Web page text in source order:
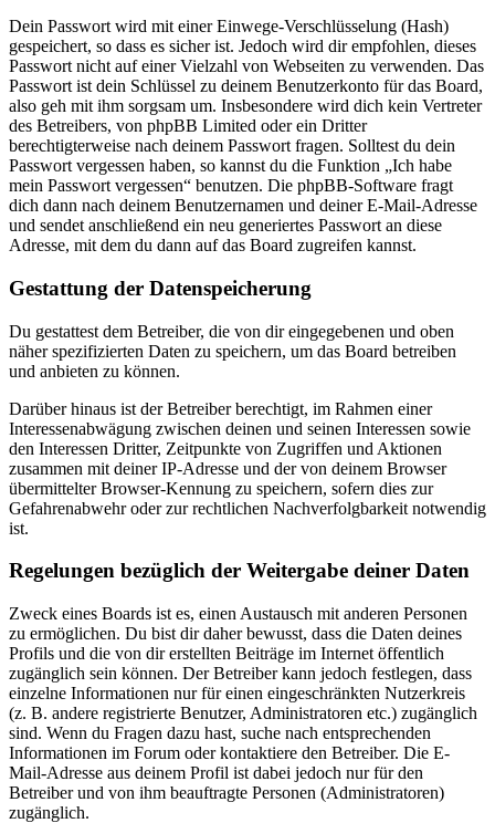
Dein Passwort wird mit einer Einwege-Verschlüsselung (Hash)
gespeichert, so dass es sicher ist. Jedoch wird dir empfohlen, dieses
Passwort nicht auf einer Vielzahl von Webseiten zu verwenden. Das
Passwort ist dein Schlüssel zu deinem Benutzerkonto für das Board,
also geh mit ihm sorgsam um. Insbesondere wird dich kein Vertreter
des Betreibers, von phpBB Limited oder ein Dritter
berechtigterweise nach deinem Passwort fragen. Solltest du dein
Passwort vergessen haben, so kannst du die Funktion „Ich habe
mein Passwort vergessen“ benutzen. Die phpBB-Software fragt
dich dann nach deinem Benutzernamen und deiner E-Mail-Adresse
und sendet anschließend ein neu generiertes Passwort an diese
Adresse, mit dem du dann auf das Board zugreifen kannst.
Gestattung der Datenspeicherung
Du gestattest dem Betreiber, die von dir eingegebenen und oben
näher spezifizierten Daten zu speichern, um das Board betreiben
und anbieten zu können.
Darüber hinaus ist der Betreiber berechtigt, im Rahmen einer
Interessenabwägung zwischen deinen und seinen Interessen sowie
den Interessen Dritter, Zeitpunkte von Zugriffen und Aktionen
zusammen mit deiner IP-Adresse und der von deinem Browser
übermittelter Browser-Kennung zu speichern, sofern dies zur
Gefahrenabwehr oder zur rechtlichen Nachverfolgbarkeit notwendig
ist.
Regelungen bezüglich der Weitergabe deiner Daten
Zweck eines Boards ist es, einen Austausch mit anderen Personen
zu ermöglichen. Du bist dir daher bewusst, dass die Daten deines
Profils und die von dir erstellten Beiträge im Internet öffentlich
zugänglich sein können. Der Betreiber kann jedoch festlegen, dass
einzelne Informationen nur für einen eingeschränkten Nutzerkreis
(z. B. andere registrierte Benutzer, Administratoren etc.) zugänglich
sind. Wenn du Fragen dazu hast, suche nach entsprechenden
Informationen im Forum oder kontaktiere den Betreiber. Die E-
Mail-Adresse aus deinem Profil ist dabei jedoch nur für den
Betreiber und von ihm beauftragte Personen (Administratoren)
zugänglich.